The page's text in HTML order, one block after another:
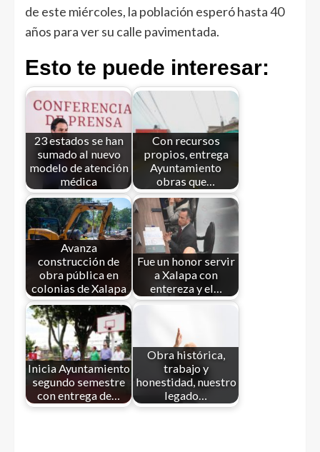
de este miércoles, la población esperó hasta 40
años para ver su calle pavimentada.
Esto te puede interesar:
23 estados se han
sumado al nuevo
modelo de atención
médica
Con recursos
propios, entrega
Ayuntamiento
obras que…
Avanza
construcción de
obra pública en
colonias de Xalapa
Fue un honor servir
a Xalapa con
entereza y el…
Inicia Ayuntamiento
segundo semestre
con entrega de…
Obra histórica,
trabajo y
honestidad, nuestro
legado…